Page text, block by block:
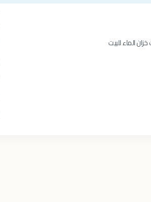
الماء للبيت